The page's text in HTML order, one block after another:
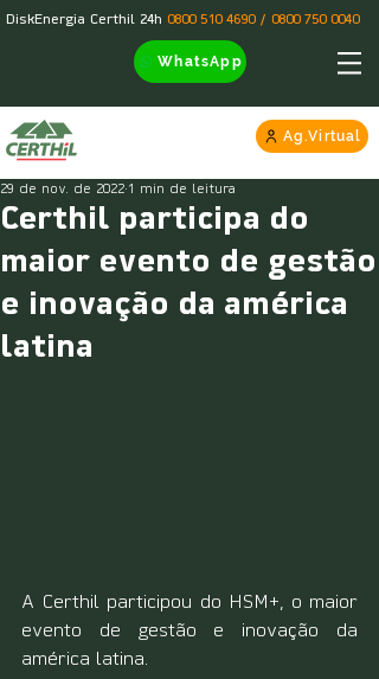
DiskEnergia Certhil 24h 0800 510 4690/ 0800 750 0040
WhatsApp
Ag.Virtual
Certhil participa do
maior evento de gestão
e inovação da américa
latina
29 de nov. de 2022 1 min de leitura
A Certhil participou do HSM+, o maior
evento de gestão e inovação da
américa latina.